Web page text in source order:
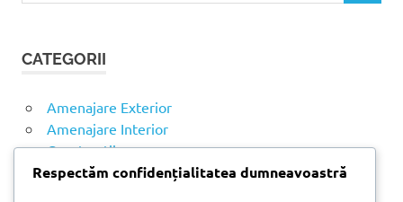
ă
u
p
ă
CATEGORII
Amenajare Exterior
Amenajare Interior
Construcții
Noutăți
Respectăm confidențialitatea dumneavoastră